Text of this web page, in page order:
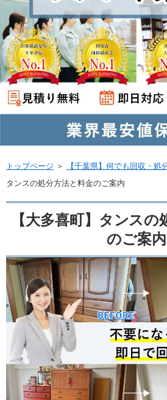
トップページ ＞ 【千葉県】何でも回収・処
タンスの処分方法と料金のご案内
【大多喜町】タンス
のご案内